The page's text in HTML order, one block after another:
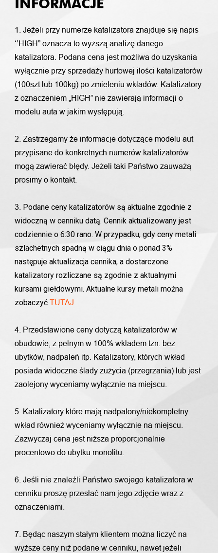
INFORMACJE
1. Jeżeli przy numerze katalizatora znajduje się napis
‘’HIGH” oznacza to wyższą analizę danego
katalizatora. Podana cena jest możliwa do uzyskania
wyłącznie przy sprzedaży hurtowej ilości katalizatorów
(100szt lub 100kg) po zmieleniu wkładów. Katalizatory
z oznaczeniem „HIGH” nie zawierają informacji o
modelu auta w jakim występują.
2. Zastrzegamy że informacje dotyczące modelu aut
przypisane do konkretnych numerów katalizatorów
mogą zawierać błędy. Jeżeli taki Państwo zauważą
prosimy o kontakt.
3. Podane ceny katalizatorów są aktualne zgodnie z
widoczną w cenniku datą. Cennik aktualizowany jest
codziennie o 6:30 rano. W przypadku, gdy ceny metali
szlachetnych spadną w ciągu dnia o ponad 3%
następuje aktualizacja cennika, a dostarczone
katalizatory rozliczane są zgodnie z aktualnymi
kursami giełdowymi. Aktualne kursy metali można
zobaczyć TUTAJ
4. Przedstawione ceny dotyczą katalizatorów w
obudowie, z pełnym w 100% wkładem tzn. bez
ubytków, nadpaleń itp. Katalizatory, których wkład
posiada widoczne ślady zużycia (przegrzania) lub jest
zaolejony wyceniamy wyłącznie na miejscu.
5. Katalizatory które mają nadpalony/niekompletny
wkład również wyceniamy wyłącznie na miejscu.
Zazwyczaj cena jest niższa proporcjonalnie
procentowo do ubytku monolitu.
6. Jeśli nie znaleźli Państwo swojego katalizatora w
cenniku proszę przesłać nam jego zdjęcie wraz z
oznaczeniami.
7. Będąc naszym stałym klientem można liczyć na
wyższe ceny niż podane w cenniku, nawet jeżeli